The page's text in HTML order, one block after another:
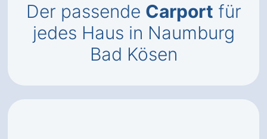
Der passende Carport für
jedes Haus in Naumburg
Bad Kösen